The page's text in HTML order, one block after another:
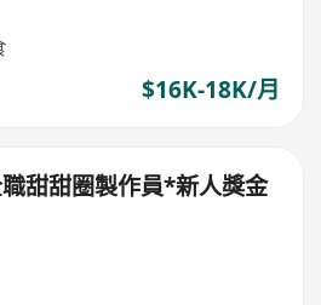
$16K-18K/月
甜甜圈製作員*新人獎金